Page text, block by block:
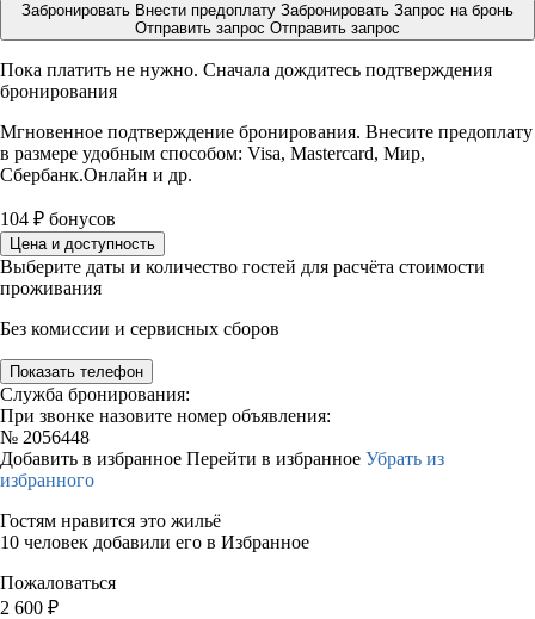
Забронировать Внести предоплату Забронировать Запрос на бронь
Отправить запрос Отправить запрос
Пока платить не нужно. Сначала дождитесь подтверждения
бронирования
Мгновенное подтверждение бронирования. Внесите предоплату
в размере удобным способом: Visa, Mastercard, Мир,
Сбербанк.Онлайн и др.
104 ₽ бонусов
Цена и доступность
Выберите даты и количество гостей для расчёта стоимости
проживания
Без комиссии и сервисных сборов
Показать телефон
Служба бронирования:
При звонке назовите номер объявления:
№ 2056448
Добавить в избранное Перейти в избранное Убрать из
избранного
Гостям нравится это жильё
10 человек добавили его в Избранное
Пожаловаться
2 600 ₽